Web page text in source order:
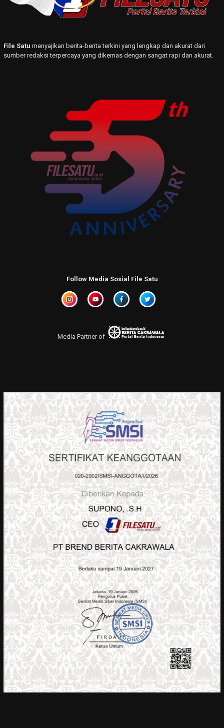
File Satu menyajikan berita-berita terkini yang lengkap dan akurat dari
sumber redaksi terpercaya yang dikemas dengan sangat rapi dan akurat.
Follow Media Sosial File Satu
Media Partner of